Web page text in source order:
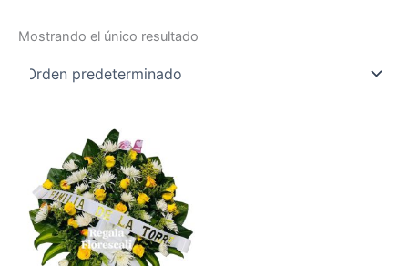
Mostrando el único resultado